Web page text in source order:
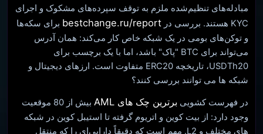
مبادله‌های تنظیم‌شده ملزم به توقف سپرده‌های مشکوک و اجرای
KYC هستند. بررسی در
bestchange.ru/report برای سکه‌ها
و توکن‌های بومی در یک شبکه خاص کار می‌کند: همان آدرس
می‌تواند برای BTC "پاک" باشد، اما با یک برچسب برای
USDTh20، تاریخچه ERC20 متفاوت است. ارزهای دیجیتال و
شبکه ها می توانند بررسی کنند؟
در فهرست کشویی برترین چک های AML
بیش از 80 موقعیت
وجود دارد: از بیت کوین و اتریوم گرفته تا استیبل کوین در شبکه
های مختلف و L2. مهم است که دقیقاً دارایی‌ای را که منتقل